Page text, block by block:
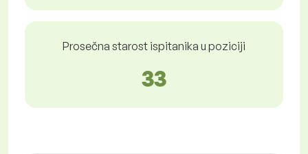
Prosečna starost ispitanika u poziciji
33